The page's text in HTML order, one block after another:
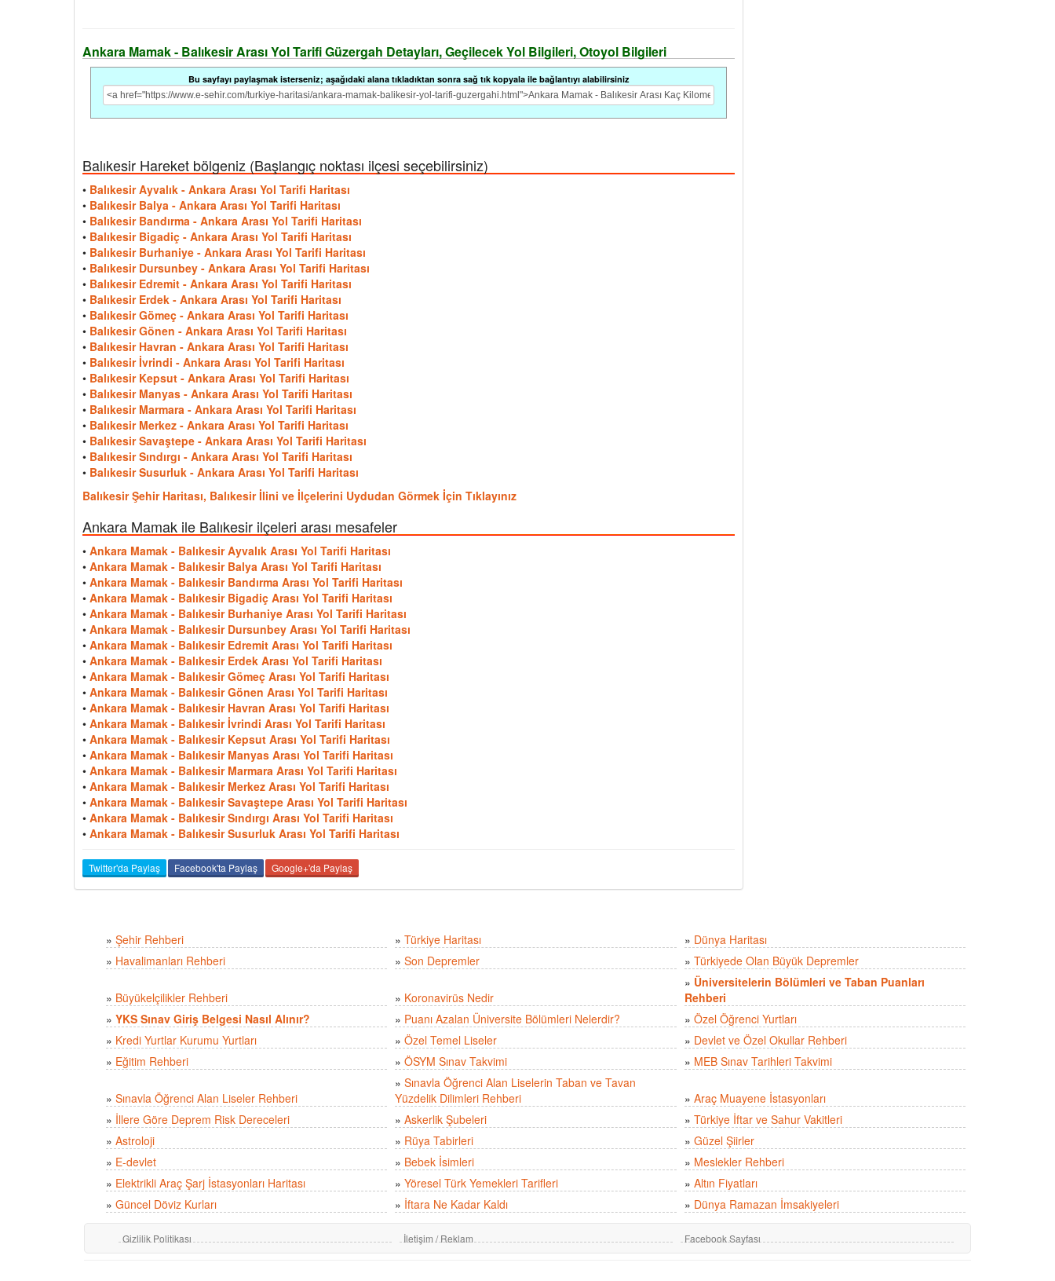
Ankara Mamak - Balıkesir Arası Yol Tarifi Güzergah Detayları, Geçilecek Yol Bilgileri, Otoyol Bilgileri
Bu sayfayı paylaşmak isterseniz; aşağıdaki alana tıkladıktan sonra sağ tık kopyala ile bağlantıyı alabilirsiniz
Balıkesir Hareket bölgeniz (Başlangıç noktası ilçesi seçebilirsiniz)
• Balıkesir Ayvalık - Ankara Arası Yol Tarifi Haritası
• Balıkesir Balya - Ankara Arası Yol Tarifi Haritası
• Balıkesir Bandırma - Ankara Arası Yol Tarifi Haritası
• Balıkesir Bigadiç - Ankara Arası Yol Tarifi Haritası
• Balıkesir Burhaniye - Ankara Arası Yol Tarifi Haritası
• Balıkesir Dursunbey - Ankara Arası Yol Tarifi Haritası
• Balıkesir Edremit - Ankara Arası Yol Tarifi Haritası
• Balıkesir Erdek - Ankara Arası Yol Tarifi Haritası
• Balıkesir Gömeç - Ankara Arası Yol Tarifi Haritası
• Balıkesir Gönen - Ankara Arası Yol Tarifi Haritası
• Balıkesir Havran - Ankara Arası Yol Tarifi Haritası
• Balıkesir İvrindi - Ankara Arası Yol Tarifi Haritası
• Balıkesir Kepsut - Ankara Arası Yol Tarifi Haritası
• Balıkesir Manyas - Ankara Arası Yol Tarifi Haritası
• Balıkesir Marmara - Ankara Arası Yol Tarifi Haritası
• Balıkesir Merkez - Ankara Arası Yol Tarifi Haritası
• Balıkesir Savaştepe - Ankara Arası Yol Tarifi Haritası
• Balıkesir Sındırgı - Ankara Arası Yol Tarifi Haritası
• Balıkesir Susurluk - Ankara Arası Yol Tarifi Haritası
Balıkesir Şehir Haritası, Balıkesir İlini ve İlçelerini Uydudan Görmek İçin Tıklayınız
Ankara Mamak ile Balıkesir ilçeleri arası mesafeler
• Ankara Mamak - Balıkesir Ayvalık Arası Yol Tarifi Haritası
• Ankara Mamak - Balıkesir Balya Arası Yol Tarifi Haritası
• Ankara Mamak - Balıkesir Bandırma Arası Yol Tarifi Haritası
• Ankara Mamak - Balıkesir Bigadiç Arası Yol Tarifi Haritası
• Ankara Mamak - Balıkesir Burhaniye Arası Yol Tarifi Haritası
• Ankara Mamak - Balıkesir Dursunbey Arası Yol Tarifi Haritası
• Ankara Mamak - Balıkesir Edremit Arası Yol Tarifi Haritası
• Ankara Mamak - Balıkesir Erdek Arası Yol Tarifi Haritası
• Ankara Mamak - Balıkesir Gömeç Arası Yol Tarifi Haritası
• Ankara Mamak - Balıkesir Gönen Arası Yol Tarifi Haritası
• Ankara Mamak - Balıkesir Havran Arası Yol Tarifi Haritası
• Ankara Mamak - Balıkesir İvrindi Arası Yol Tarifi Haritası
• Ankara Mamak - Balıkesir Kepsut Arası Yol Tarifi Haritası
• Ankara Mamak - Balıkesir Manyas Arası Yol Tarifi Haritası
• Ankara Mamak - Balıkesir Marmara Arası Yol Tarifi Haritası
• Ankara Mamak - Balıkesir Merkez Arası Yol Tarifi Haritası
• Ankara Mamak - Balıkesir Savaştepe Arası Yol Tarifi Haritası
• Ankara Mamak - Balıkesir Sındırgı Arası Yol Tarifi Haritası
• Ankara Mamak - Balıkesir Susurluk Arası Yol Tarifi Haritası
Twitter'da Paylaş Facebook'ta Paylaş Google+'da Paylaş
» Şehir Rehberi » Türkiye Haritası » Dünya Haritası
» Havalimanları Rehberi » Son Depremler » Türkiyede Olan Büyük Depremler
» Büyükelçilikler Rehberi » Koronavirüs Nedir
» Üniversitelerin Bölümleri ve Taban Puanları
Rehberi
» YKS Sınav Giriş Belgesi Nasıl Alınır? » Puanı Azalan Üniversite Bölümleri Nelerdir? » Özel Öğrenci Yurtları
» Kredi Yurtlar Kurumu Yurtları » Özel Temel Liseler » Devlet ve Özel Okullar Rehberi
» Eğitim Rehberi » ÖSYM Sınav Takvimi » MEB Sınav Tarihleri Takvimi
» Sınavla Öğrenci Alan Liseler Rehberi
» Sınavla Öğrenci Alan Liselerin Taban ve Tavan
Yüzdelik Dilimleri Rehberi
» Araç Muayene İstasyonları
» İllere Göre Deprem Risk Dereceleri » Askerlik Şubeleri » Türkiye İftar ve Sahur Vakitleri
» Astroloji » Rüya Tabirleri » Güzel Şiirler
» E-devlet » Bebek İsimleri » Meslekler Rehberi
» Elektrikli Araç Şarj İstasyonları Haritası » Yöresel Türk Yemekleri Tarifleri » Altın Fiyatları
» Güncel Döviz Kurları » İftara Ne Kadar Kaldı » Dünya Ramazan İmsakiyeleri
Gizlilik Politikası İletişim / Reklam Facebook Sayfası